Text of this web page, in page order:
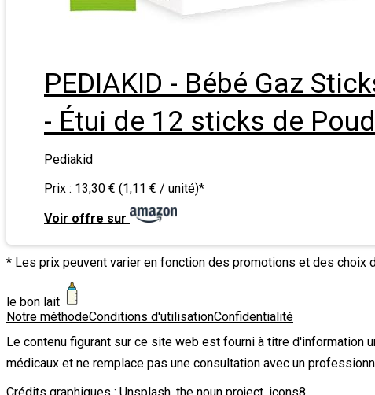
PEDIAKID - Bébé Gaz
- Étui de 12 sticks de
Pediakid
Prix : 13,30 € (1,11 € / unité)*
Voir offre sur
* Les prix peuvent varier en fonction des promotions et des choix
le bon lait
Notre méthodeConditions d'utilisationConfidentialité
Le contenu figurant sur ce site web est fourni à titre
médicaux et ne remplace pas une consultation avec un